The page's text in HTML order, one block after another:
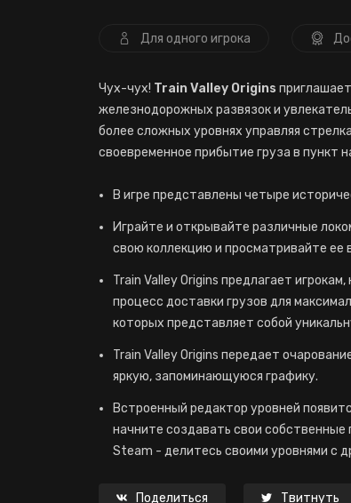
Для одного игрока
Чух-чух! Train Valley Origins
железнодорожных развязок и
более сложных уровнях управляя
своевременное прибытие груза в пункт
В игре представлены четыре
Играйте и открывайте различные
свою коллекцию и просматривайте ее
Train Valley Origins предлагает
процесс доставки грузов для
которых представляет собой
Train Valley Origins передает
яркую, запоминающуюся графику.
Встроенный редактор уровней
начните создавать свои
Steam - делитесь своими уровнями с
Поделиться Твитнуть